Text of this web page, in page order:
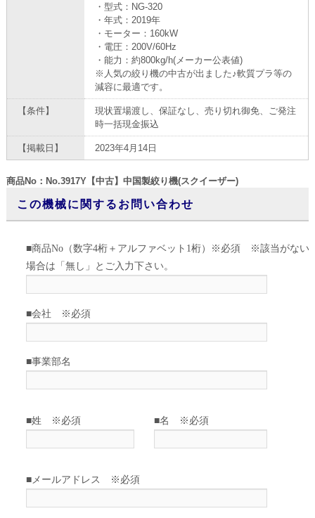
・型式：NG-320
・年式：2019年
・モーター：160kW
・電圧：200V/60Hz
・能力：約800kg/h(メーカー公表値)
※人気の絞り機の中古が出ました♪軟質プラ等の
減容に最適です。
【条件】
現状置場渡し、保証なし、売り切れ御免、ご発注
時一括現金振込
【掲載日】 2023年4月14日
商品No：No.3917Y【中古】中国製絞り機(スクイーザー)
この機械に関するお問い合わせ